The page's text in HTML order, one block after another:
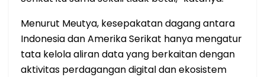
Menurut Meutya, kesepakatan dagang antara
Indonesia dan Amerika Serikat hanya mengatur
tata kelola aliran data yang berkaitan dengan
aktivitas perdagangan digital dan ekosistem